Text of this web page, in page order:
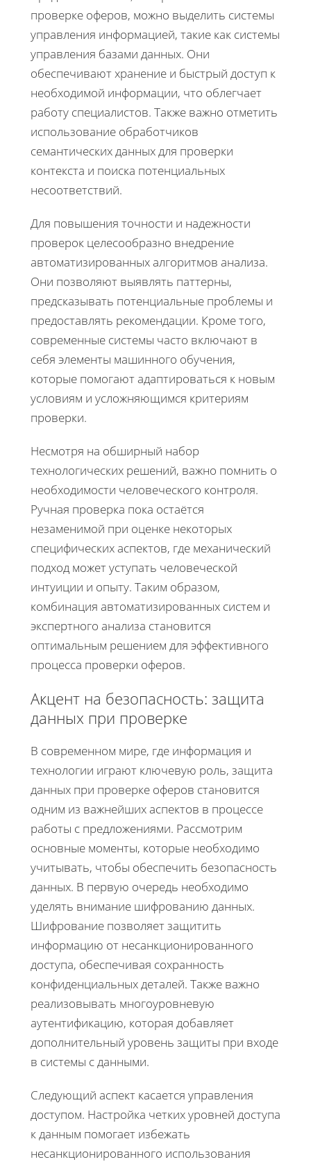
проверке оферов, можно выделить системы
управления информацией, такие как системы
управления базами данных. Они
обеспечивают хранение и быстрый доступ к
необходимой информации, что облегчает
работу специалистов. Также важно отметить
использование обработчиков
семантических данных для проверки
контекста и поиска потенциальных
несоответствий.
Для повышения точности и надежности
проверок целесообразно внедрение
автоматизированных алгоритмов анализа.
Они позволяют выявлять паттерны,
предсказывать потенциальные проблемы и
предоставлять рекомендации. Кроме того,
современные системы часто включают в
себя элементы машинного обучения,
которые помогают адаптироваться к новым
условиям и усложняющимся критериям
проверки.
Несмотря на обширный набор
технологических решений, важно помнить о
необходимости человеческого контроля.
Ручная проверка пока остаётся
незаменимой при оценке некоторых
специфических аспектов, где механический
подход может уступать человеческой
интуиции и опыту. Таким образом,
комбинация автоматизированных систем и
экспертного анализа становится
оптимальным решением для эффективного
процесса проверки оферов.
Акцент на безопасность: защита
данных при проверке
В современном мире, где информация и
технологии играют ключевую роль, защита
данных при проверке оферов становится
одним из важнейших аспектов в процессе
работы с предложениями. Рассмотрим
основные моменты, которые необходимо
учитывать, чтобы обеспечить безопасность
данных. В первую очередь необходимо
уделять внимание шифрованию данных.
Шифрование позволяет защитить
информацию от несанкционированного
доступа, обеспечивая сохранность
конфиденциальных деталей. Также важно
реализовывать многоуровневую
аутентификацию, которая добавляет
дополнительный уровень защиты при входе
в системы с данными.
Следующий аспект касается управления
доступом. Настройка четких уровней доступа
к данным помогает избежать
несанкционированного использования